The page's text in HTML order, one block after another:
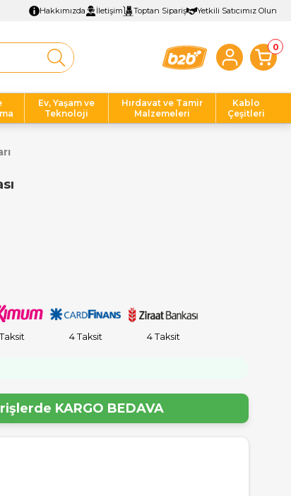
Hakkımızda İletişim Toptan Sipariş Yetkili Satıcımız Olun
0
Ev, Yaşam ve
Teknoloji
Hırdavat ve Tamir
Malzemeleri
Kablo
Çeşitleri
4 Taksit 4 Taksit
KARGO BEDAVA